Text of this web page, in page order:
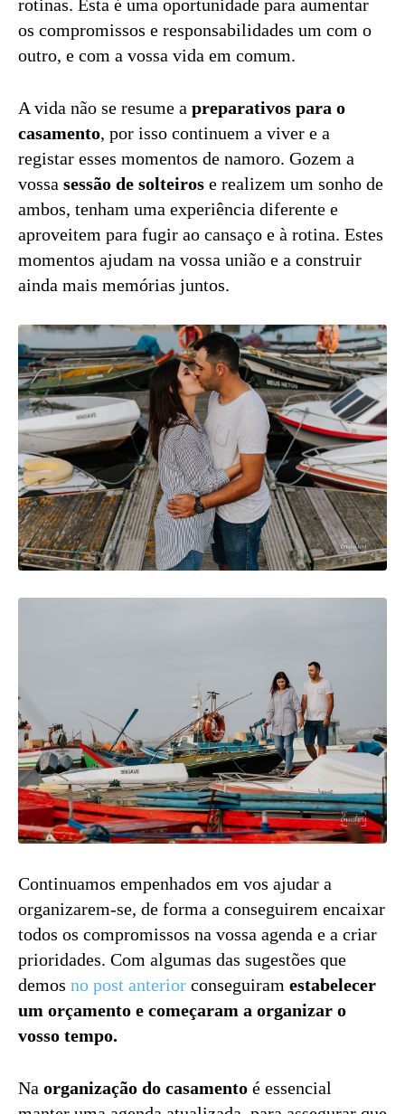
rotinas. Esta é uma oportunidade para aumentar
os compromissos e responsabilidades um com o
outro, e com a vossa vida em comum.
A vida não se resume a preparativos para o
casamento, por isso continuem a viver e a
registar esses momentos de namoro. Gozem a
vossa sessão de solteiros e realizem um sonho de
ambos, tenham uma experiência diferente e
aproveitem para fugir ao cansaço e à rotina. Estes
momentos ajudam na vossa união e a construir
ainda mais memórias juntos.
Continuamos empenhados em vos ajudar a
organizarem-se, de forma a conseguirem encaixar
todos os compromissos na vossa agenda e a criar
prioridades. Com algumas das sugestões que
demos no post anterior conseguiram estabelecer
um orçamento e começaram a organizar o
vosso tempo.
Na organização do casamento é essencial